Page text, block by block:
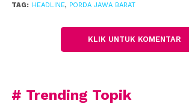
TAG: HEADLINE, PORDA JAWA BARAT
KLIK UNTUK KOMENTAR
# Trending Topik